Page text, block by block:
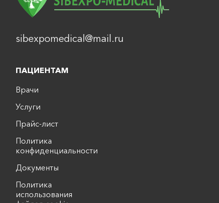
sibexpomedical@mail.ru
ПАЦИЕНТАМ
Врачи
Услуги
Прайс-лист
Политика
конфиденциальности
Документы
Политика
использования